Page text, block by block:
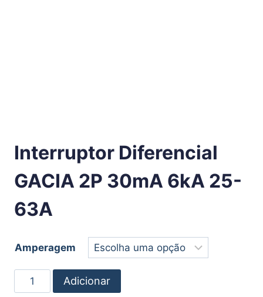
Interruptor Diferencial
GACIA 2P 30mA 6kA 25-
63A
Amperagem
Adicionar